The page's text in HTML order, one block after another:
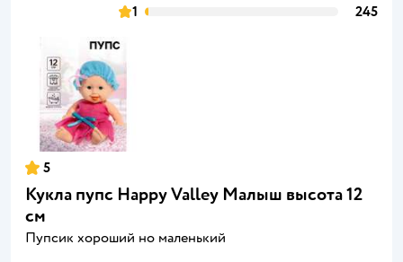
1
245
5
Кукла пупс Happy Valley Малыш высота 12
см
Пупсик хороший но маленький